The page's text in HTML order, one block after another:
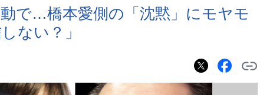
で…橋本愛側の「沈黙」にモヤモ
ない？」